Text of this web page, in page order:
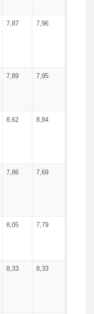
7,87 7,96
7,89 7,95
8,62 8,84
7,86 7,69
8,05 7,79
8,33 8,33